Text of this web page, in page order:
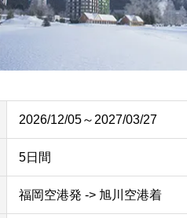
2026/12/05～2027/03/27
5日間
福岡空港発 -> 旭川空港着